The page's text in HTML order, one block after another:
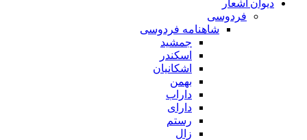
دیوان اشعار
فردوسی
شاهنامه فردوسی
جمشید
اسکندر
اشکانیان
بهمن
داراب
دارای
رستم
زال